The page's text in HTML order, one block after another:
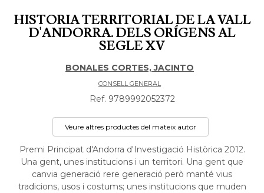
HISTORIA TERRITORIAL DE LA VALL
D'ANDORRA. DELS ORÍGENS AL
SEGLE XV
BONALES CORTES, JACINTO
CONSELL GENERAL
Ref. 9789992052372
Veure altres productes del mateix autor
Premi Principat d'Andorra d'Investigació Històrica 2012.
Una gent, unes institucions i un territori. Una gent que
canvia generació rere generació però manté vius
tradicions, usos i costums; unes institucions que muden